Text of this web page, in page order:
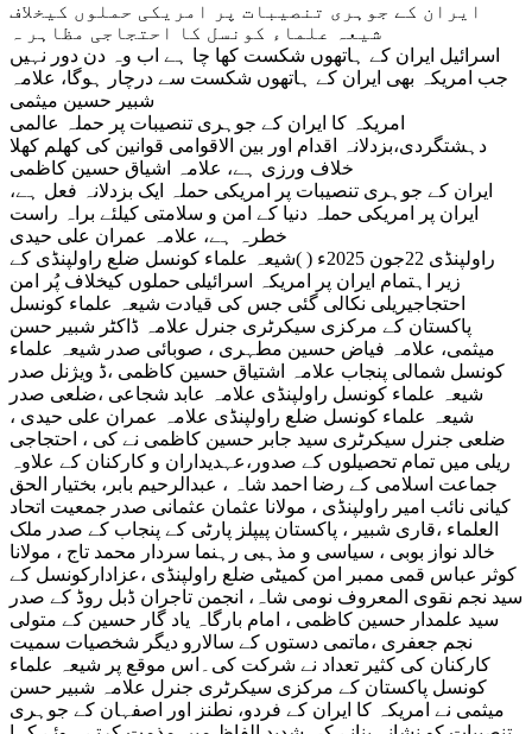
ایران کے جوہری تنصیبات پر امریکی حملوں کیخلاف
شیعہ علماء کونسل کا احتجاجی مظاہر ہ
اسرائیل ایران کے ہاتھوں شکست کھا چا ہے اب وہ دن دور نہیں
جب امریکہ بھی ایران کے ہاتھوں شکست سے درچار ہوگا، علامہ
شبیر حسین میثمی
امریکہ کا ایران کے جوہری تنصیبات پر حملہ عالمی
دہشتگردی،بزدلانہ اقدام اور بین الاقوامی قوانین کی کھلم کھلا
خلاف ورزی ہے، علامہ اشیاق حسین کاظمی
ایران کے جوہری تنصیبات پر امریکی حملہ ایک بزدلانہ فعل ہے،
ایران پر امریکی حملہ دنیا کے امن و سلامتی کیلئے براہ راست
خطرہ ہے، علامہ عمران علی حیدی
راولپنڈی 22جون 2025ء ( )شیعہ علماء کونسل ضلع راولپنڈی کے
زیر اہتمام ایران پر امریکہ اسرائیلی حملوں کیخلاف پُر امن
احتجاجیریلی نکالی گئی جس کی قیادت شیعہ علماء کونسل
پاکستان کے مرکزی سیکرٹری جنرل علامہ ڈاکٹر شبیر حسن
میثمی، علامہ فیاض حسین مطہری ، صوبائی صدر شیعہ علماء
کونسل شمالی پنجاب علامہ اشتیاق حسین کاظمی ،ڈ ویژنل صدر
شیعہ علماء کونسل راولپنڈی علامہ عابد شجاعی ،ضلعی صدر
شیعہ علماء کونسل ضلع راولپنڈی علامہ عمران علی حیدی ،
ضلعی جنرل سیکرٹری سید جابر حسین کاظمی نے کی ، احتجاجی
ریلی میں تمام تحصیلوں کے صدور،عہدیداران و کارکنان کے علاوہ
جماعت اسلامی کے رضا احمد شاہ ، عبدالرحیم بابر، بختیار الحق
کیانی نائب امیر راولپنڈی ، مولانا عثمان عثمانی صدر جمعیت اتحاد
العلماء ،قاری شبیر ، پاکستان پیپلز پارٹی کے پنجاب کے صدر ملک
خالد نواز بوبی ، سیاسی و مذہبی رہنما سردار محمد تاج ، مولانا
کوثر عباس قمی ممبر امن کمیٹی ضلع راولپنڈی ،عزادارکونسل کے
سید نجم نقوی المعروف نومی شاہ، انجمن تاجران ڈبل روڈ کے صدر
سید علمدار حسین کاظمی ، امام بارگاہ یاد گار حسین کے متولی
نجم جعفری ،ماتمی دستوں کے سالارو دیگر شخصیات سمیت
کارکنان کی کثیر تعداد نے شرکت کی۔اس موقع پر شیعہ علماء
کونسل پاکستان کے مرکزی سیکرٹری جنرل علامہ شبیر حسن
میثمی نے امریکہ کا ایران کے فردو، نطنز اور اصفہان کے جوہری